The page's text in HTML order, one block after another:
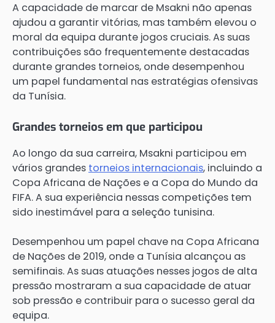
A capacidade de marcar de Msakni não apenas
ajudou a garantir vitórias, mas também elevou o
moral da equipa durante jogos cruciais. As suas
contribuições são frequentemente destacadas
durante grandes torneios, onde desempenhou
um papel fundamental nas estratégias ofensivas
da Tunísia.
Grandes torneios em que participou
Ao longo da sua carreira, Msakni participou em
vários grandes torneios internacionais, incluindo a
Copa Africana de Nações e a Copa do Mundo da
FIFA. A sua experiência nessas competições tem
sido inestimável para a seleção tunisina.
Desempenhou um papel chave na Copa Africana
de Nações de 2019, onde a Tunísia alcançou as
semifinais. As suas atuações nesses jogos de alta
pressão mostraram a sua capacidade de atuar
sob pressão e contribuir para o sucesso geral da
equipa.